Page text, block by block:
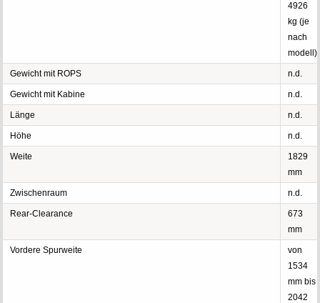
4926
kg (je
nach
modell)
Gewicht mit ROPS n.d.
Gewicht mit Kabine n.d.
Länge n.d.
Höhe n.d.
Weite
1829
mm
Zwischenraum n.d.
Rear-Clearance
673
mm
Vordere Spurweite
von
1534
mm bis
2042